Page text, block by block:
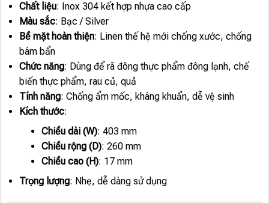
Chất liệu: Inox 304 kết hợp nhựa cao cấp
Màu sắc: Bạc / Silver
Bề mặt hoàn thiện: Linen thế hệ mới chống xước, chống
bám bẩn
Chức năng: Dùng để rã đông thực phẩm đông lạnh, chế
biến thực phẩm, rau củ, quả
Tính năng: Chống ẩm mốc, kháng khuẩn, dễ vệ sinh
Kích thước:
Chiều dài (W): 403 mm
Chiều rộng (D): 260 mm
Chiều cao (H): 17 mm
Trọng lượng: Nhẹ, dễ dàng sử dụng